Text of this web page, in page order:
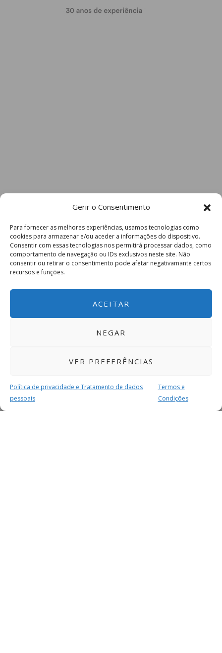
Gerir o Consentimento
Para fornecer as melhores experiências, usamos tecnologias como
cookies para armazenar e/ou aceder a informações do dispositivo.
Consentir com essas tecnologias nos permitirá processar dados, como
comportamento de navegação ou IDs exclusivos neste site. Não
consentir ou retirar o consentimento pode afetar negativamante certos
recursos e funções.
ACEITAR
NEGAR
VER PREFERÊNCIAS
Política de privacidade e Tratamento de dados
pessoais
Termos e
Condições